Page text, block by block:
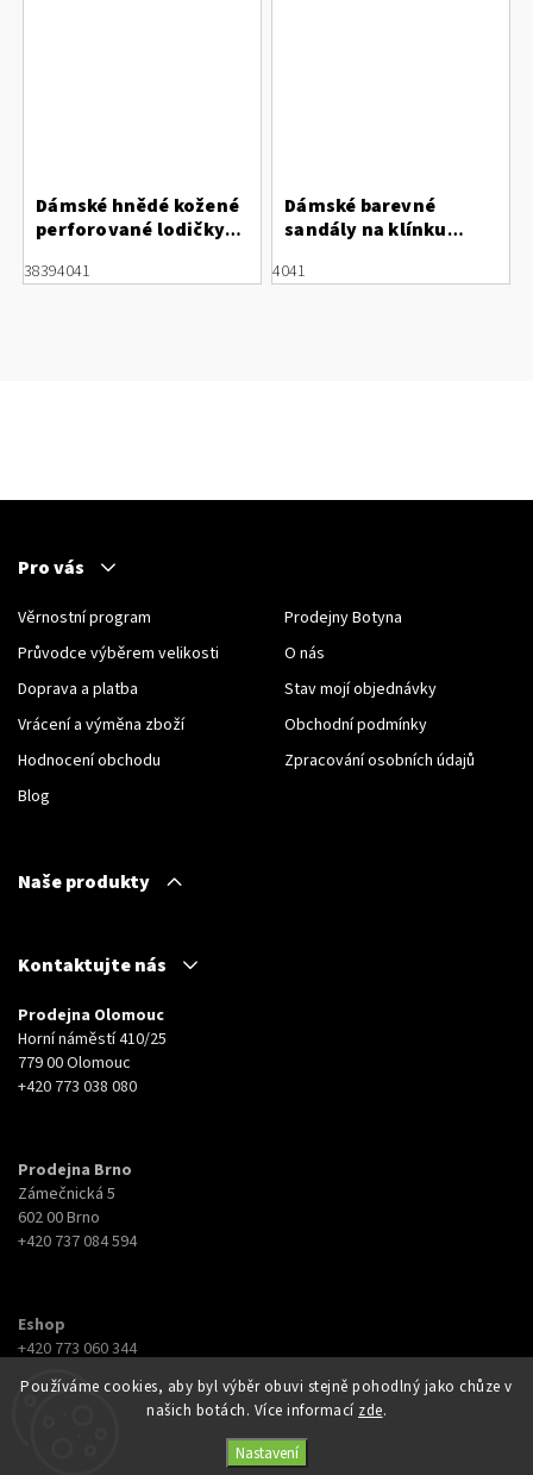
Používáme cookies, aby byl výběr obuvi stejně pohodlný jako chůze v
našich botách. Více informací zde.
Nastavení
Dámské hnědé kožené
perforované lodičky
38394041
Dámské barevné
sandály na klínku
4041
Pro vás
Věrnostní program
Průvodce výběrem velikosti
Doprava a platba
Vrácení a výměna zboží
Hodnocení obchodu
Blog
Prodejny Botyna
O nás
Stav mojí objednávky
Obchodní podmínky
Zpracování osobních údajů
Naše produkty
Kontaktujte nás
Prodejna Olomouc
Horní náměstí 410/25
779 00 Olomouc
+420 773 038 080
Prodejna Brno
Zámečnická 5
602 00 Brno
+420 737 084 594
Eshop
+420 773 060 344
eshop@botyna.cz